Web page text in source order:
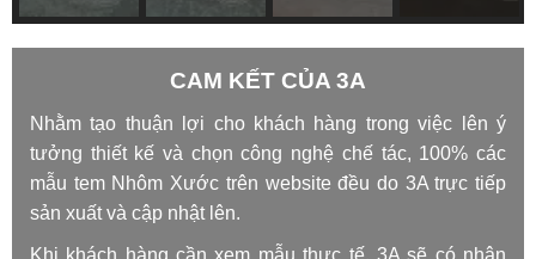
CAM KẾT CỦA 3A
Nhằm tạo thuận lợi cho khách hàng trong việc lên ý
tưởng thiết kế và chọn công nghệ chế tác, 100% các
mẫu tem Nhôm Xước trên website đều do 3A trực tiếp
sản xuất và cập nhật lên.
Khi khách hàng cần xem mẫu thực tế, 3A sẽ có nhân